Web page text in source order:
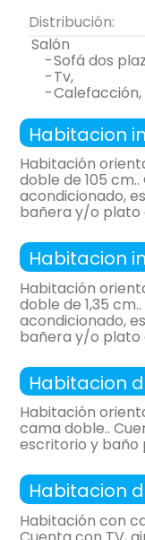
Distribución:
salón
- sofá dos
- tv,
- calefacción,
Habitacion
Habitación
doble de 105
acondicionado,
bañera y/o plato
-
habitación con:
-
11 m²,
General:
Distribución:
habitación
- cama
TV,
Habitacion
Habitación
doble de 1,35
acondicionado,
bañera y/o plato
-
habitación con:
-
13 m²,
General:
Habitacion doble
Habitación
cama doble..
escritorio y baño
-
habitación con:
-
15 m²,
General:
Habitacion
Habitación con